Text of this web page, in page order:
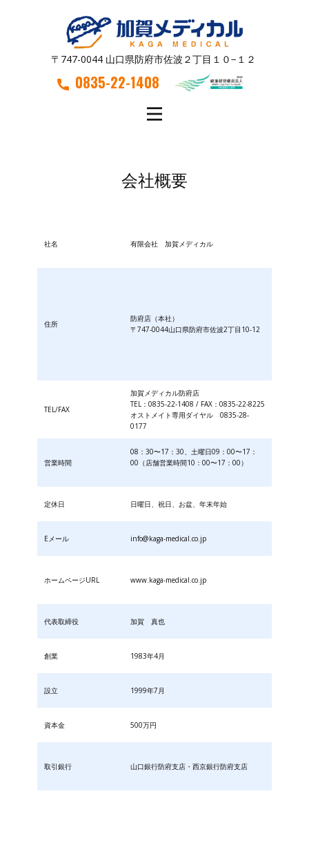
〒747-0044 山口県防府市佐波２丁目１０−１２
0835-22-1408
会社概要
社名 有限会社 加賀メディカル
住所
防府店（本社）
〒747-0044山口県防府市佐波2丁目10-12
TEL/FAX
加賀メディカル防府店
TEL：0835-22-1408 / FAX：0835-22-8225
オストメイト専用ダイヤル 0835-28-
0177
営業時間
08：30〜17：30、土曜日09：00〜17：
00（店舗営業時間10：00〜17：00）
定休日 日曜日、祝日、お盆、年末年始
Eメール info@kaga-medical.co.jp
ホームページURL www.kaga-medical.co.jp
代表取締役 加賀 真也
創業 1983年4月
設立 1999年7月
資本金 500万円
取引銀行 山口銀行防府支店・西京銀行防府支店